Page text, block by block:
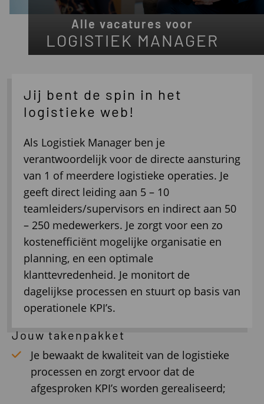
Alle vacatures voor
LOGISTIEK MANAGER
Jij bent de spin in het
logistieke web!
Als Logistiek Manager ben je
verantwoordelijk voor de directe aansturing
van 1 of meerdere logistieke operaties. Je
geeft direct leiding aan 5 – 10
teamleiders/supervisors en indirect aan 50
– 250 medewerkers. Je zorgt voor een zo
kostenefficiënt mogelijke organisatie en
planning, en een optimale
klanttevredenheid. Je monitort de
dagelijkse processen en stuurt op basis van
operationele KPI’s.
Jouw takenpakket
Je bewaakt de kwaliteit van de logistieke
processen en zorgt ervoor dat de
afgesproken KPI’s worden gerealiseerd;